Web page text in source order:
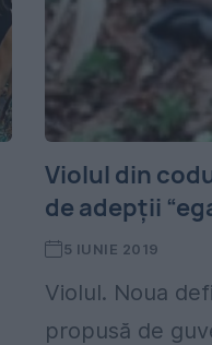
Violul din
de adepții
5 IUNIE 2019
Violul. Noua
propusă de